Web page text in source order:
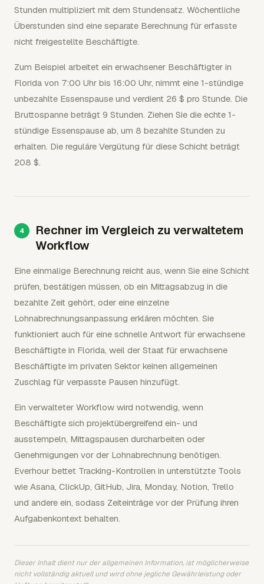
Stunden multipliziert mit dem Stundensatz. Wöchentliche
Überstunden sind eine separate Berechnung für erfasste
nicht freigestellte Beschäftigte.
Zum Beispiel arbeitet ein erwachsener Beschäftigter in
Florida von 7:00 Uhr bis 16:00 Uhr, nimmt eine 1-stündige
unbezahlte Essenspause und verdient 26 $ pro Stunde. Die
Bruttospanne beträgt 9 Stunden. Ziehen Sie die echte 1-
stündige Essenspause ab, um 8 bezahlte Stunden zu
erhalten. Die reguläre Vergütung für diese Schicht beträgt
208 $.
Rechner im Vergleich zu verwaltetem
Workflow
Eine einmalige Berechnung reicht aus, wenn Sie eine Schicht
prüfen, bestätigen müssen, ob ein Mittagsabzug in die
bezahlte Zeit gehört, oder eine einzelne
Lohnabrechnungsanpassung erklären möchten. Sie
funktioniert auch für eine schnelle Antwort für erwachsene
Beschäftigte in Florida, weil der Staat für erwachsene
Beschäftigte im privaten Sektor keinen allgemeinen
Zuschlag für verpasste Pausen hinzufügt.
Ein verwalteter Workflow wird notwendig, wenn
Beschäftigte sich projektübergreifend ein- und
ausstempeln, Mittagspausen durcharbeiten oder
Genehmigungen vor der Lohnabrechnung benötigen.
Everhour bettet Tracking-Kontrollen in unterstützte Tools
wie Asana, ClickUp, GitHub, Jira, Monday, Notion, Trello
und andere ein, sodass Zeiteinträge vor der Prüfung ihren
Aufgabenkontext behalten.
Dieser Inhalt dient nur der allgemeinen Information, ist möglicherweise
nicht vollständig aktuell und wird ohne jegliche Gewährleistung oder